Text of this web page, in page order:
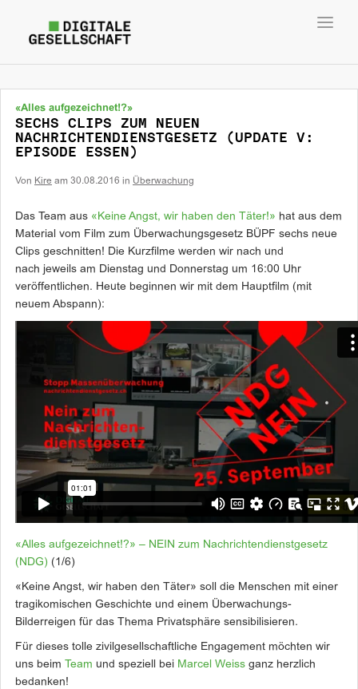
«Alles aufgezeichnet!?»
SECHS CLIPS ZUM NEUEN
NACHRICHTENDIENSTGESETZ (UPDATE V:
EPISODE ESSEN)
Von Kire am 30.08.2016 in Überwachung
Das Team aus «Keine Angst, wir haben den Täter!» hat aus dem
Material vom Film zum Überwachungsgesetz BÜPF sechs neue
Clips geschnitten! Die Kurzfilme werden wir nach und
nach jeweils am Dienstag und Donnerstag um 16:00 Uhr
veröffentlichen. Heute beginnen wir mit dem Hauptfilm (mit
neuem Abspann):
«Alles aufgezeichnet!?» – NEIN zum Nachrichtendienstgesetz
(NDG) (1/6)
«Keine Angst, wir haben den Täter» soll die Menschen mit einer
tragikomischen Geschichte und einem Überwachungs-
Bilderreigen für das Thema Privatsphäre sensibilisieren.
Für dieses tolle zivilgesellschaftliche Engagement möchten wir
uns beim Team und speziell bei Marcel Weiss ganz herzlich
bedanken!